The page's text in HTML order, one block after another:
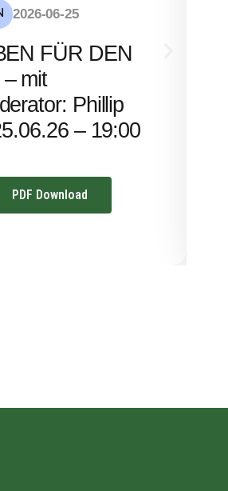
2026-06-25
FÜR DEN
mit
Phillip
– 19:00
PDF Download